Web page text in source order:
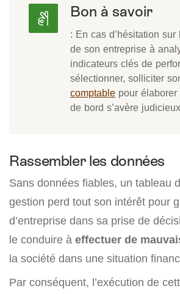
Bon à savoir
: En cas d’hésitation
de son entreprise à
indicateurs clés de
sélectionner, solliciter
comptable pour
de bord s’avère
Rassembler les données
Sans données fiables, un tableau
gestion perd tout son intérêt pour
d’entreprise dans sa prise de
le conduire à effectuer de
la société dans une situation
Par conséquent, l’exécution de